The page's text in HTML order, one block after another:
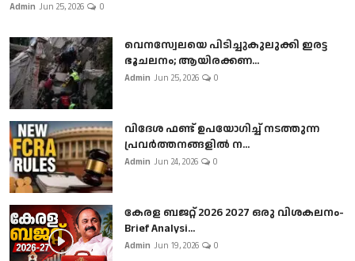
Admin Jun 25, 2026 0
വെനസ്വേലയെ പിടിച്ചുകുലുക്കി ഇരട്ട
ഭൂചലനം; ആയിരക്കണ...
Admin Jun 25, 2026 0
വിദേശ ഫണ്ട് ഉപയോഗിച്ച് നടത്തുന്ന
പ്രവർത്തനങ്ങളിൽ ന...
Admin Jun 24, 2026 0
കേരള ബജറ്റ് 2026 2027 ഒരു വിശകലനം-
Brief Analysi...
Admin Jun 19, 2026 0